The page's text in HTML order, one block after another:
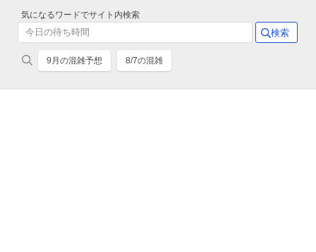
気になるワードでサイト内検索
9月の混雑予想 8/7の混雑